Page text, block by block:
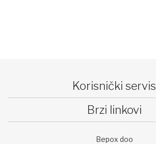
Korisnički servis
Brzi linkovi
Bepox doo